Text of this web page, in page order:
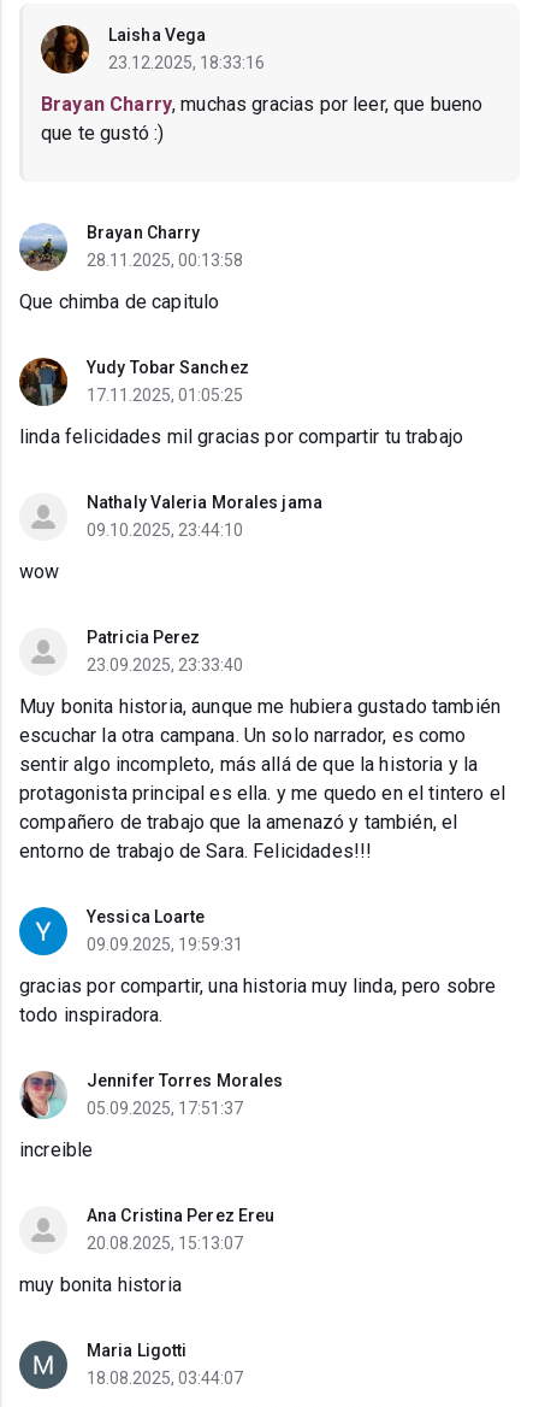
Laisha Vega
23.12.2025, 18:33:16
Brayan Charry, muchas gracias por leer, que bueno
que te gustó :)
Brayan Charry
28.11.2025, 00:13:58
Que chimba de capitulo
Yudy Tobar Sanchez
17.11.2025, 01:05:25
linda felicidades mil gracias por compartir tu trabajo
Nathaly Valeria Morales jama
09.10.2025, 23:44:10
wow
Patricia Perez
23.09.2025, 23:33:40
Muy bonita historia, aunque me hubiera gustado también
escuchar la otra campana. Un solo narrador, es como
sentir algo incompleto, más allá de que la historia y la
protagonista principal es ella. y me quedo en el tintero el
compañero de trabajo que la amenazó y también, el
entorno de trabajo de Sara. Felicidades!!!
Yessica Loarte
09.09.2025, 19:59:31
gracias por compartir, una historia muy linda, pero sobre
todo inspiradora.
Jennifer Torres Morales
05.09.2025, 17:51:37
increible
Ana Cristina Perez Ereu
20.08.2025, 15:13:07
muy bonita historia
Maria Ligotti
18.08.2025, 03:44:07